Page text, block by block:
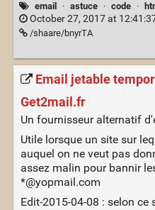
email · astuce · code ·
October 27, 2017 at
/shaare/bnyrTA
Email jetable
Get2mail.fr
Un fournisseur alternatif
Utile lorsque un site sur
auquel on ne veut pas
assez malin pour bannir
*@yopmail.com
Edit-2015-04-08 : selon ce